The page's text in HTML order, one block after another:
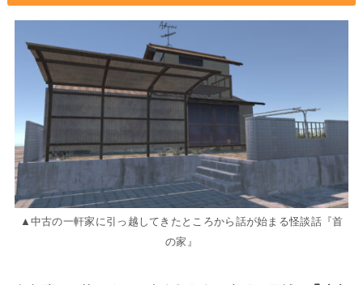
▲中古の一軒家に引っ越してきたところから話が始まる怪談話『首
の家』